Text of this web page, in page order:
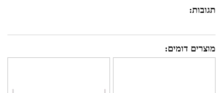
תגובות:
מוצרים דומים: